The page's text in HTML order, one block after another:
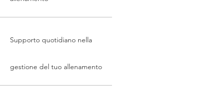
Supporto quotidiano nella
gestione del tuo allenamento